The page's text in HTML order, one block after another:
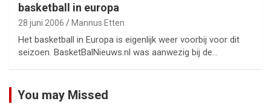
basketball in europa
28 juni 2006 Mannus Etten
Het basketball in Europa is eigenlijk weer voorbij voor dit
seizoen. BasketBalNieuws.nl was aanwezig bij de…
You may Missed